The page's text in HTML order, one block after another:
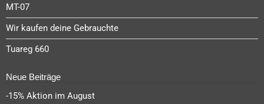
MT-07
Wir kaufen deine Gebrauchte
Tuareg 660
Neue Beiträge
-15% Aktion im August